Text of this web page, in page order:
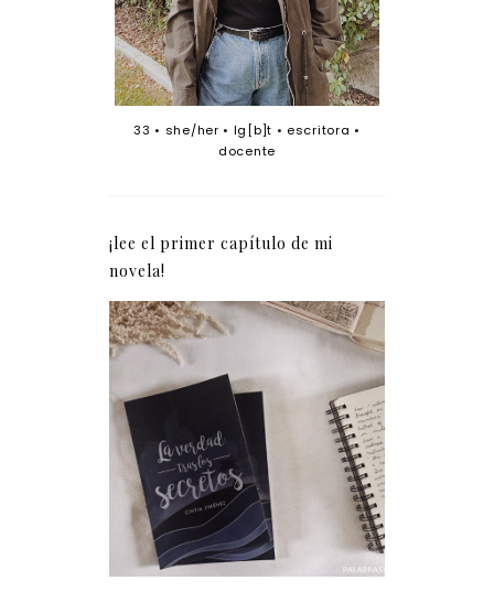
33 • she/her • lg[b]t • escritora •
docente
¡lee el primer capítulo de mi
novela!
La verdad tras los
secretos (fragmento)